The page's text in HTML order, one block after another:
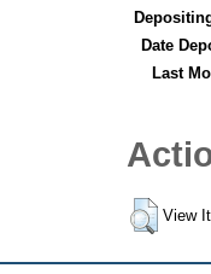
Date
Last
View